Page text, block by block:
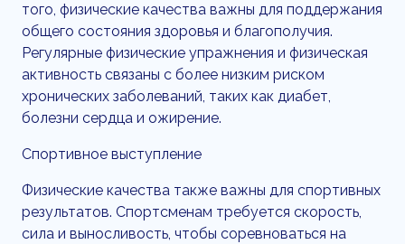
того, физические качества важны для поддержания
общего состояния здоровья и благополучия.
Регулярные физические упражнения и физическая
активность связаны с более низким риском
хронических заболеваний, таких как диабет,
болезни сердца и ожирение.
Спортивное выступление
Физические качества также важны для спортивных
результатов. Спортсменам требуется скорость,
сила и выносливость, чтобы соревноваться на